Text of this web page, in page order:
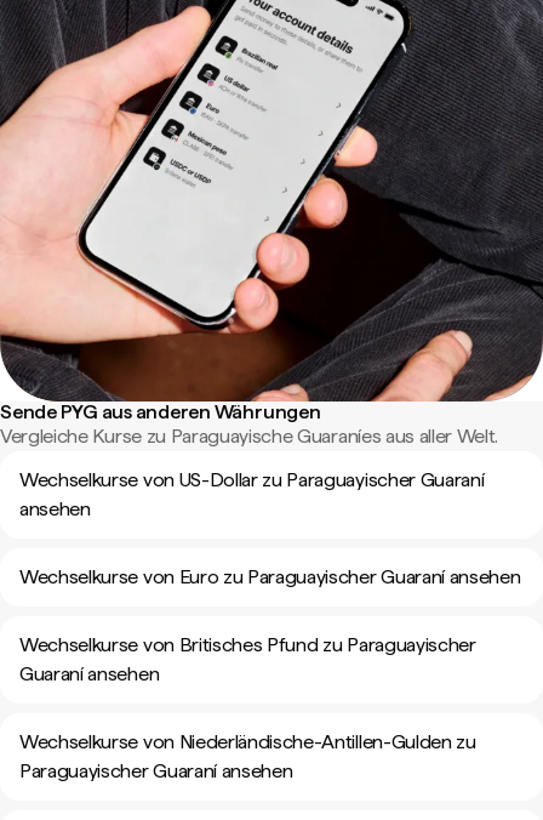
Sende PYG aus anderen Währungen
Vergleiche Kurse zu Paraguayische Guaraníes aus aller Welt.
Wechselkurse von US-Dollar zu Paraguayischer Guaraní
ansehen
Wechselkurse von Euro zu Paraguayischer Guaraní ansehen
Wechselkurse von Britisches Pfund zu Paraguayischer
Guaraní ansehen
Wechselkurse von Niederländische-Antillen-Gulden zu
Paraguayischer Guaraní ansehen